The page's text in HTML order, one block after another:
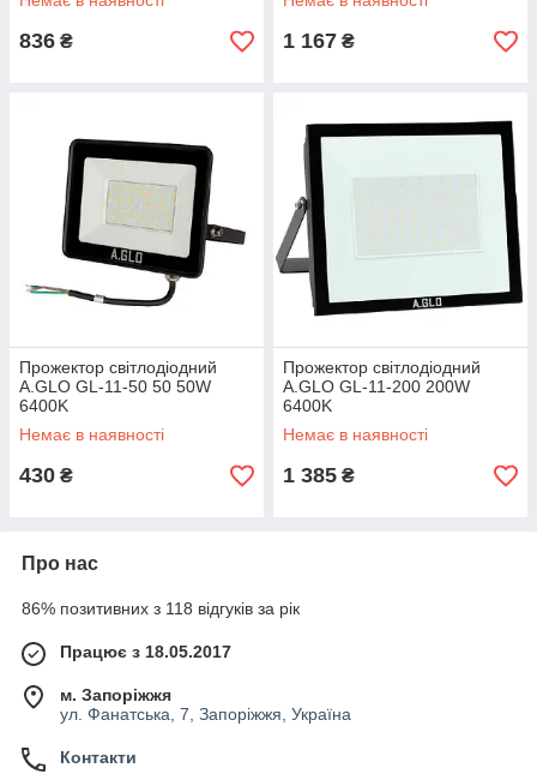
836 ₴ 1 167 ₴
Прожектор світлодіодний
A.GLO GL-11-50 50 50W
6400K
Немає в наявності
430 ₴
Прожектор світлодіодний
A.GLO GL-11-200 200W
6400K
Немає в наявності
1 385 ₴
Про нас
86% позитивних з 118 відгуків за рік
Працює з 18.05.2017
м. Запоріжжя
ул. Фанатська, 7, Запоріжжя, Україна
Контакти